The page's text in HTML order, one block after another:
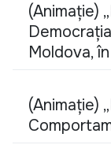
(Animație)
Moldova,
(Animație)